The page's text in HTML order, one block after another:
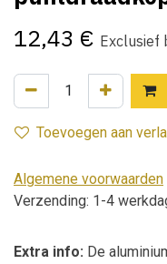
12,43 € Exclusief
Toevoegen aan
Algemene voorwaarden
Verzending: 1-4
Extra info: De